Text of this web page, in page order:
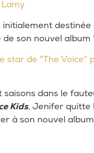
initialement destinée
son nouvel album
star de "The Voice"
saisons dans le
Kids, Jenifer quitte
à son nouvel